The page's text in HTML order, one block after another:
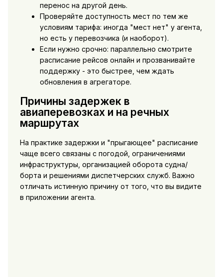
перенос на другой день.
Проверяйте доступность мест по тем же
условиям тарифа: иногда "мест нет" у агента,
но есть у перевозчика (и наоборот).
Если нужно срочно: параллельно смотрите
расписание рейсов онлайн и прозванивайте
поддержку - это быстрее, чем ждать
обновления в агрегаторе.
Причины задержек в
авиаперевозках и на речных
маршрутах
На практике задержки и "прыгающее" расписание
чаще всего связаны с погодой, ограничениями
инфраструктуры, организацией оборота судна/
борта и решениями диспетчерских служб. Важно
отличать истинную причину от того, что вы видите
в приложении агента.